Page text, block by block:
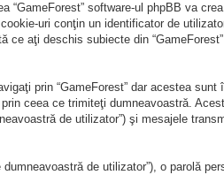
“GameForest” software-ul phpBB va
uri conţin un identificator de
aţi deschis subiecte din
prin “GameForest” dar acestea
ceea ce trimiteţi dumneavoastră.
de utilizator”) şi mesajele
de utilizator”), o parolă